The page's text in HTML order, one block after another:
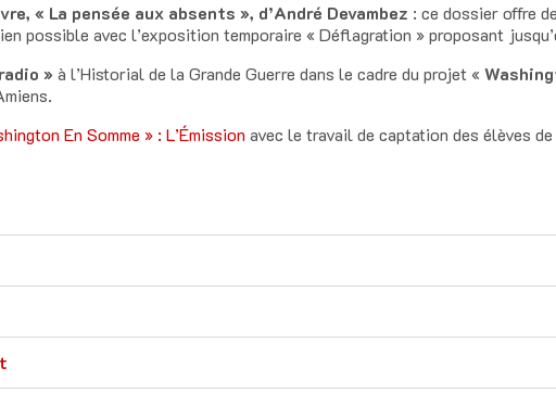
« La pensée aux absents », d’André Devambez : ce dossier offre
possible avec l’exposition temporaire « Déflagration » proposant
» à l’Historial de la Grande Guerre dans le cadre du projet «
En Somme » : L’Émission avec le travail de captation des élèves